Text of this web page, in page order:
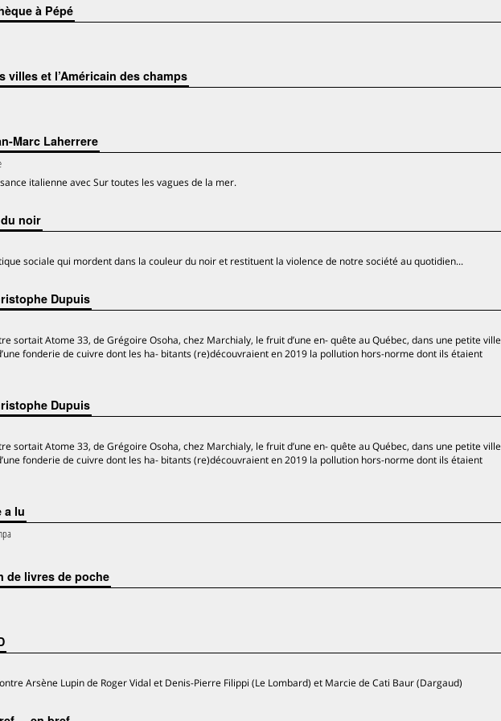
à Pépé
villes et l’Américain des champs
Marc Laherrere
italienne avec Sur toutes les vagues de la mer.
noir
sociale qui mordent dans la couleur du noir et restituent la violence de notre société au quotidien...
Dupuis
sortait Atome 33, de Grégoire Osoha, chez Marchialy, le fruit d’une en- quête au Québec, dans une petite ville
fonderie de cuivre dont les ha- bitants (re)découvraient en 2019 la pollution hors-norme dont ils étaient
Dupuis
sortait Atome 33, de Grégoire Osoha, chez Marchialy, le fruit d’une en- quête au Québec, dans une petite ville
fonderie de cuivre dont les ha- bitants (re)découvraient en 2019 la pollution hors-norme dont ils étaient
a lu
de livres de poche
Arsène Lupin de Roger Vidal et Denis-Pierre Filippi (Le Lombard) et Marcie de Cati Baur (Dargaud)